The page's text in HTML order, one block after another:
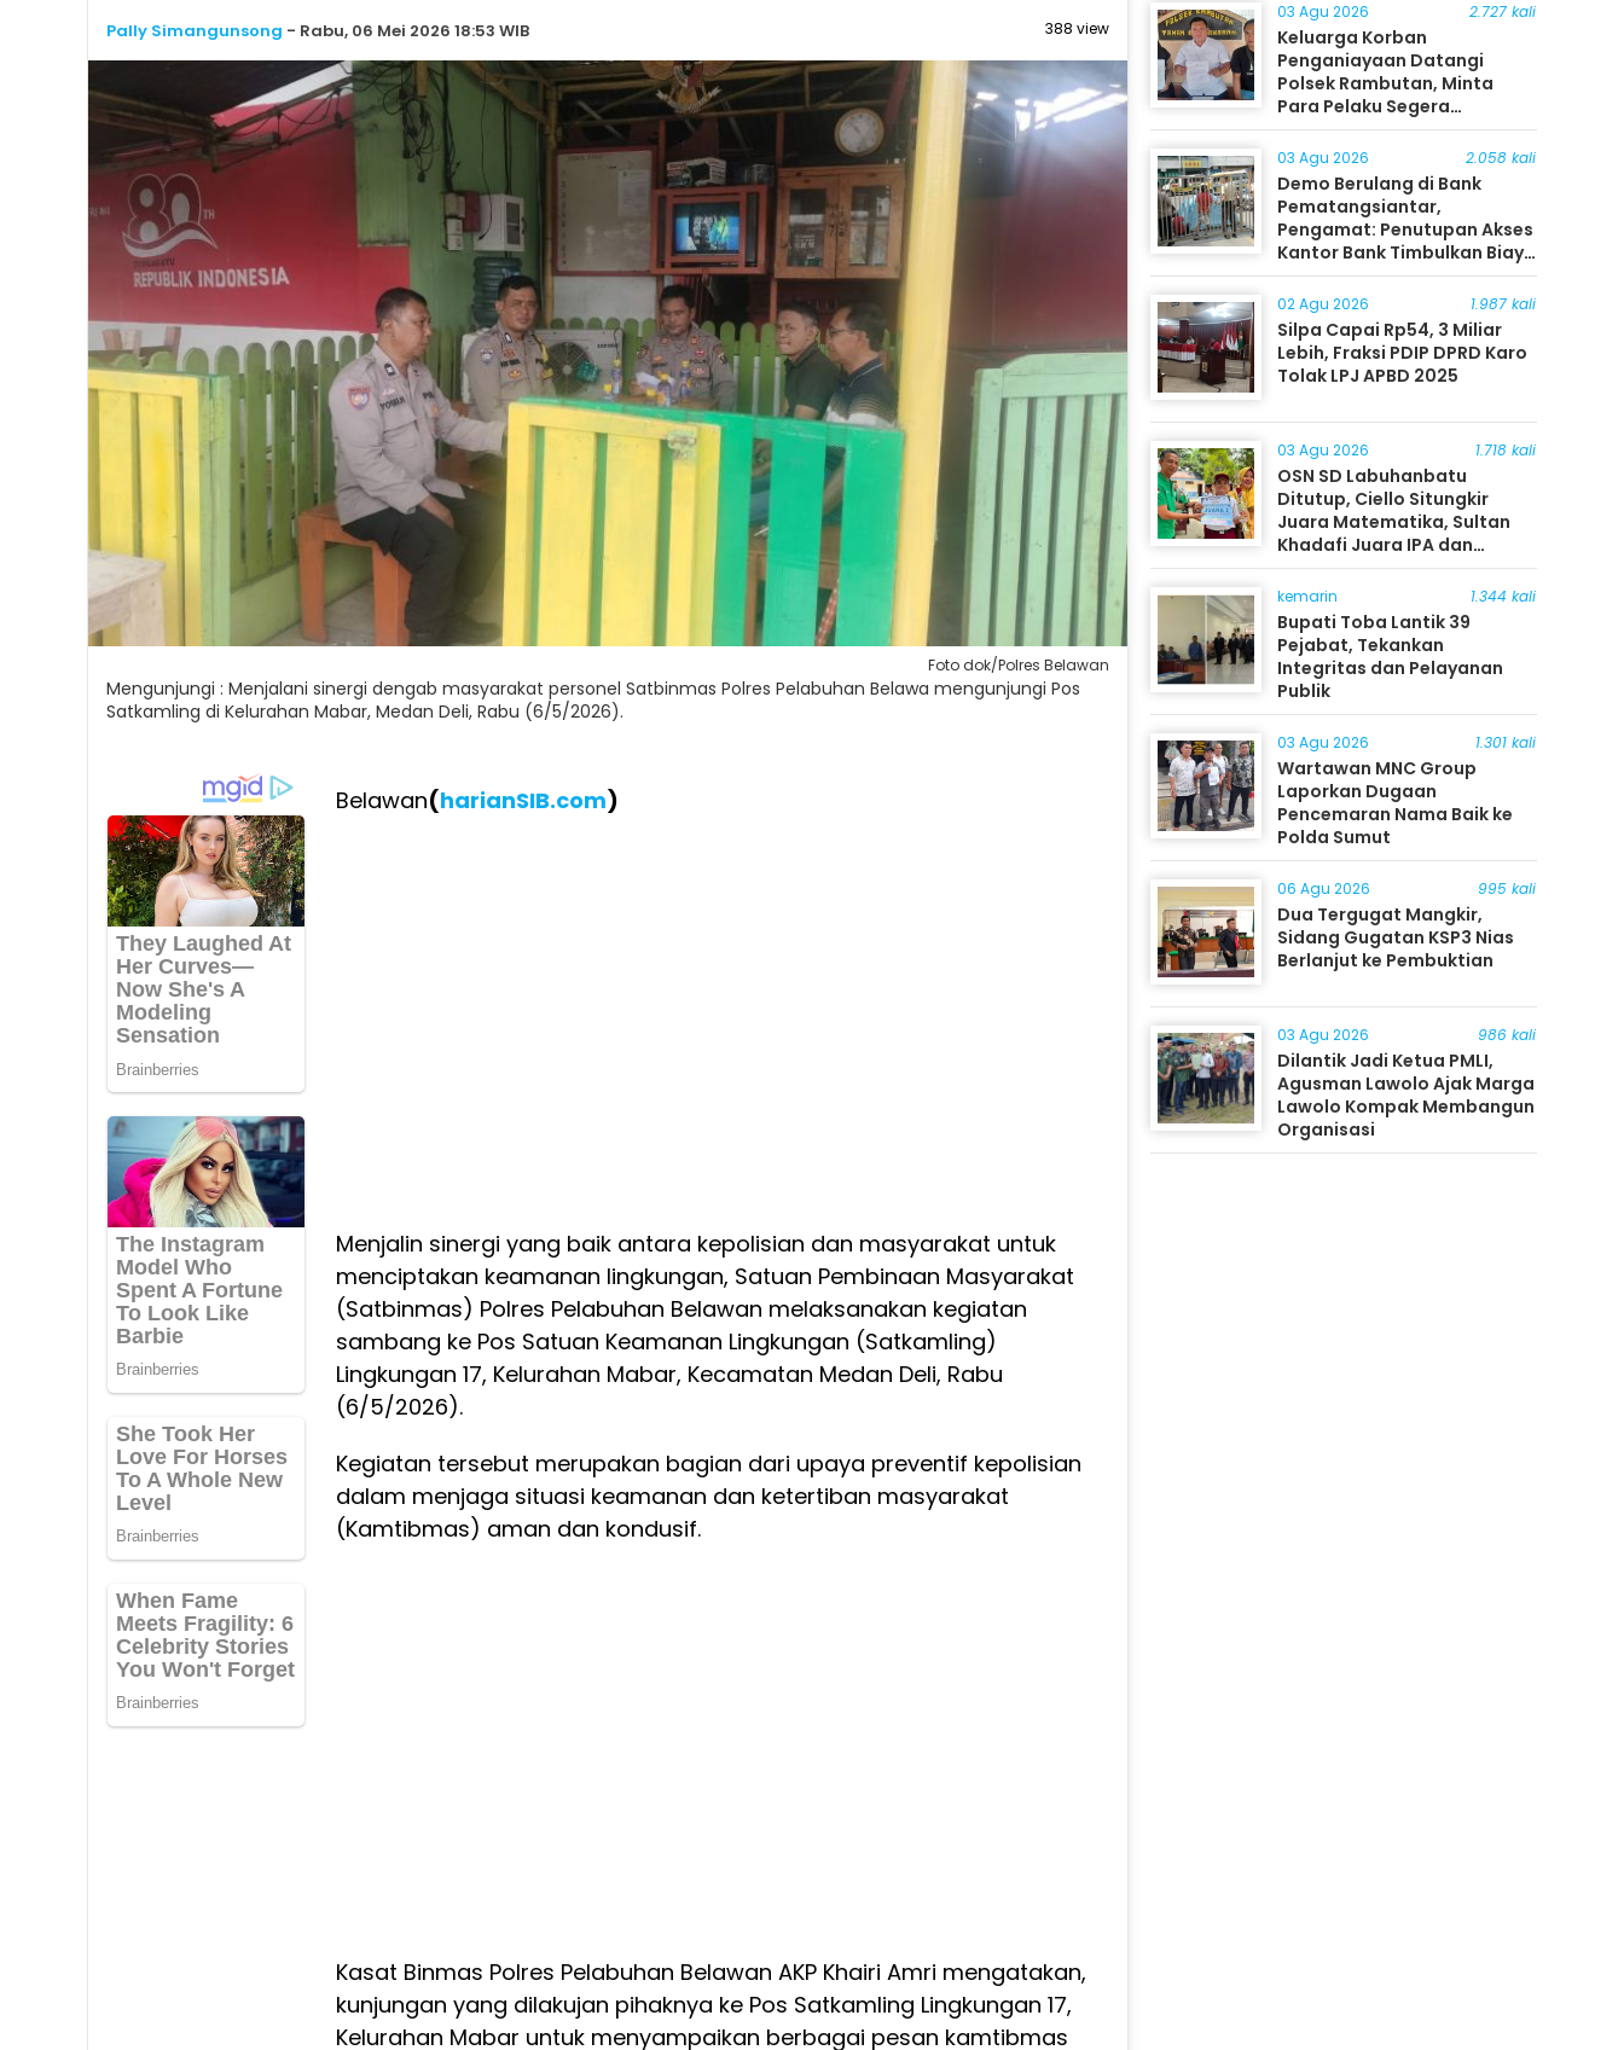
Pally Simangunsong - Rabu, 06 Mei 2026 18:53 WIB 388 view
Foto dok/Polres Belawan
Mengunjungi : Menjalani sinergi dengab masyarakat personel Satbinmas Polres Pelabuhan Belawa mengunjungi Pos
Satkamling di Kelurahan Mabar, Medan Deli, Rabu (6/5/2026).
Belawan(harianSIB.com)
Menjalin sinergi yang baik antara kepolisian dan masyarakat untuk
menciptakan keamanan lingkungan, Satuan Pembinaan Masyarakat
(Satbinmas) Polres Pelabuhan Belawan melaksanakan kegiatan
sambang ke Pos Satuan Keamanan Lingkungan (Satkamling)
Lingkungan 17, Kelurahan Mabar, Kecamatan Medan Deli, Rabu
(6/5/2026).
Kegiatan tersebut merupakan bagian dari upaya preventif kepolisian
dalam menjaga situasi keamanan dan ketertiban masyarakat
(Kamtibmas) aman dan kondusif.
Kasat Binmas Polres Pelabuhan Belawan AKP Khairi Amri mengatakan,
kunjungan yang dilakujan pihaknya ke Pos Satkamling Lingkungan 17,
Kelurahan Mabar untuk menyampaikan berbagai pesan kamtibmas
03 Agu 2026 2.727 kali
Keluarga Korban
Penganiayaan Datangi
Polsek Rambutan, Minta
Para Pelaku Segera
Ditangkap
03 Agu 2026 2.058 kali
Demo Berulang di Bank
Pematangsiantar,
Pengamat: Penutupan Akses
Kantor Bank Timbulkan Biaya
Ekonomi bagi Masyarakat
02 Agu 2026 1.987 kali
Silpa Capai Rp54, 3 Miliar
Lebih, Fraksi PDIP DPRD Karo
Tolak LPJ APBD 2025
03 Agu 2026 1.718 kali
OSN SD Labuhanbatu
Ditutup, Ciello Situngkir
Juara Matematika, Sultan
Khadafi Juara IPA dan
Timothy Rangkuti Juara IPS
kemarin 1.344 kali
Bupati Toba Lantik 39
Pejabat, Tekankan
Integritas dan Pelayanan
Publik
03 Agu 2026 1.301 kali
Wartawan MNC Group
Laporkan Dugaan
Pencemaran Nama Baik ke
Polda Sumut
06 Agu 2026 995 kali
Dua Tergugat Mangkir,
Sidang Gugatan KSP3 Nias
Berlanjut ke Pembuktian
03 Agu 2026 986 kali
Dilantik Jadi Ketua PMLI,
Agusman Lawolo Ajak Marga
Lawolo Kompak Membangun
Organisasi